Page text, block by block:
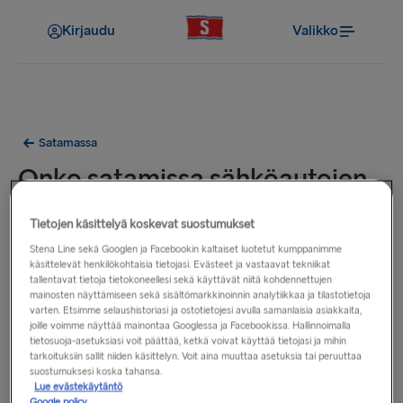
Kirjaudu Valikko
Satamassa
Onko satamissa sähköautojen
latauspisteitä?
Näet tietoa satamiemme läheisyydessä sijaitsevista
latauspisteistä alla olevista linkeistä.
Belfast
Cairnryan(latauspiste satamassa)
Dublin
Fishguard
Tietojen käsittelyä koskevat suostumukset
Stena Line sekä Googlen ja Facebookin kaltaiset luotetut kumppanimme
käsittelevät henkilökohtaisia tietojasi. Evästeet ja vastaavat tekniikat
tallentavat tietoja tietokoneellesi sekä käyttävät niitä kohdennettujen
mainosten näyttämiseen sekä sisältömarkkinoinnin analytiikkaa ja tilastotietoja
varten. Etsimme selaushistoriasi ja ostotietojesi avulla samanlaisia asiakkaita,
joille voimme näyttää mainontaa Googlessa ja Facebookissa. Hallinnoimalla
tietosuoja-asetuksiasi voit päättää, ketkä voivat käyttää tietojasi ja mihin
tarkoituksiin sallit niiden käsittelyn. Voit aina muuttaa asetuksia tai peruuttaa
suostumuksesi koska tahansa.
Lue evästekäytäntö